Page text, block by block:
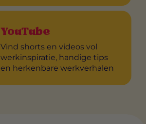
YouTube
Vind shorts en videos vol
werkinspiratie, handige tips
en herkenbare werkverhalen